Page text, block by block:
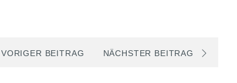
VORIGER BEITRAG NÄCHSTER BEITRAG